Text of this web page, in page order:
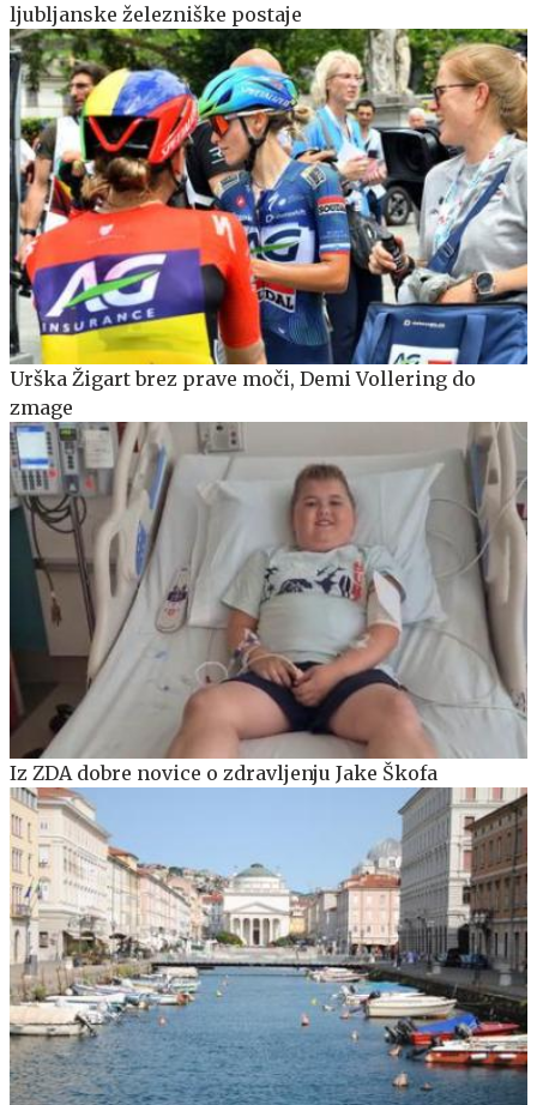
ljubljanske železniške postaje
Urška Žigart brez prave moči, Demi Vollering do
zmage
Iz ZDA dobre novice o zdravljenju Jake Škofa